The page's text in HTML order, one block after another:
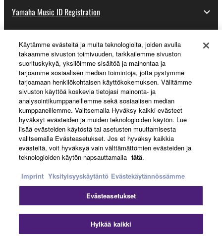
Yamaha Music ID Registration
About Yamaha
Suomi - English
Business
Ottaa yhteyttäKäyttöehdotTietosuojakäytäntö
EvästekäytäntöJälki
Käytämme evästeitä ja muita teknologioita, joiden avulla
takaamme sivuston toimivuuden, tarkkailemme sivuston
suorituskykyä, yksilöimme sisältöä ja mainontaa ja
tarjoamme sosiaalisen median toimintoja, jotta pystymme
tarjoamaan henkilökohtaisen käyttökokemuksen. Välitämme
sivuston käyttöä koskevia tietojasi mainonta- ja
analysointikumppaneillemme sekä sosiaalisen median
kumppaneillemme. Valitsemalla Hyväksy kaikki evästeet
hyväksyt evästeiden ja muiden teknologioiden käytön. Lue
lisää evästeiden käytöstä tai asetusten muuttamisesta
valitsemalla Evästeasetukset. Jos et hyväksy kaikkia
evästeitä, voit hyväksyä vain välttämättömien evästeiden ja
teknologioiden käytön napsauttamalla tätä.
Imprint Yksityisyyskäytäntö Evästekäytännössämme
Evästeasetukset
Hylkää kaikki